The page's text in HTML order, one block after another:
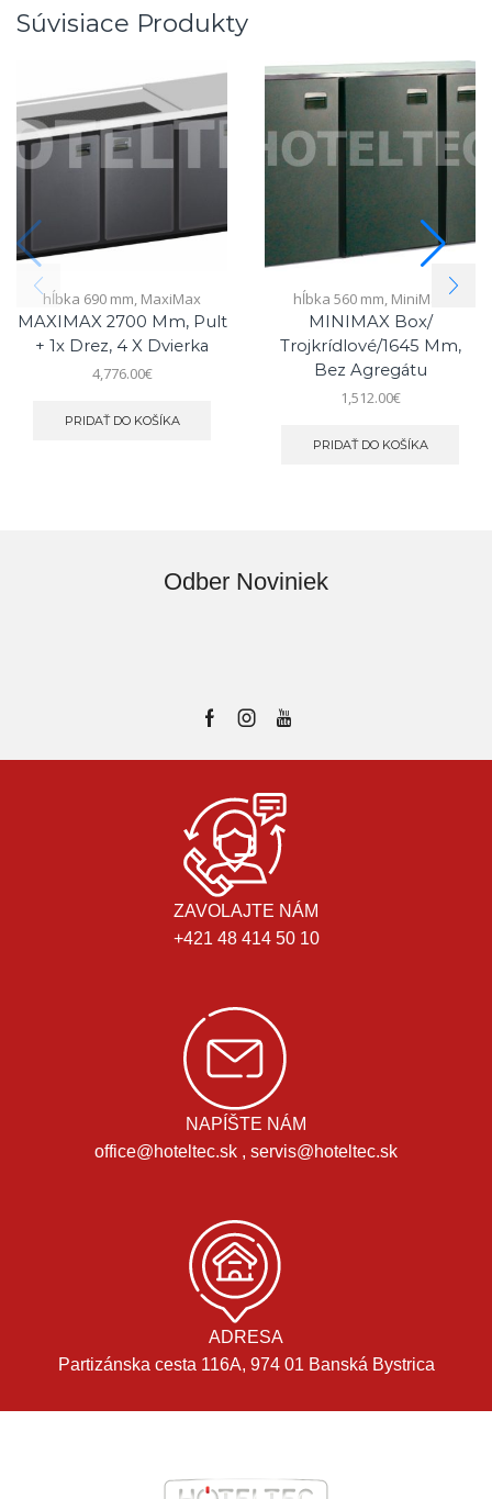
Súvisiace Produkty
hĺbka 690 mm MaxiMax
MAXIMAX 2700 Mm, Pult
+ 1x Drez, 4 X Dvierka
4,776.00€
PRIDAŤ DO KOŠÍKA
hĺbka 560 mm MiniMax
MINIMAX Box/
Trojkrídlové/1645 Mm,
Bez Agregátu
1,512.00€
PRIDAŤ DO KOŠÍKA
Odber Noviniek
ZAVOLAJTE NÁM
+421 48 414 50 10
NAPÍŠTE NÁM
office@hoteltec.sk , servis@hoteltec.sk
ADRESA
Partizánska cesta 116A, 974 01 Banská Bystrica